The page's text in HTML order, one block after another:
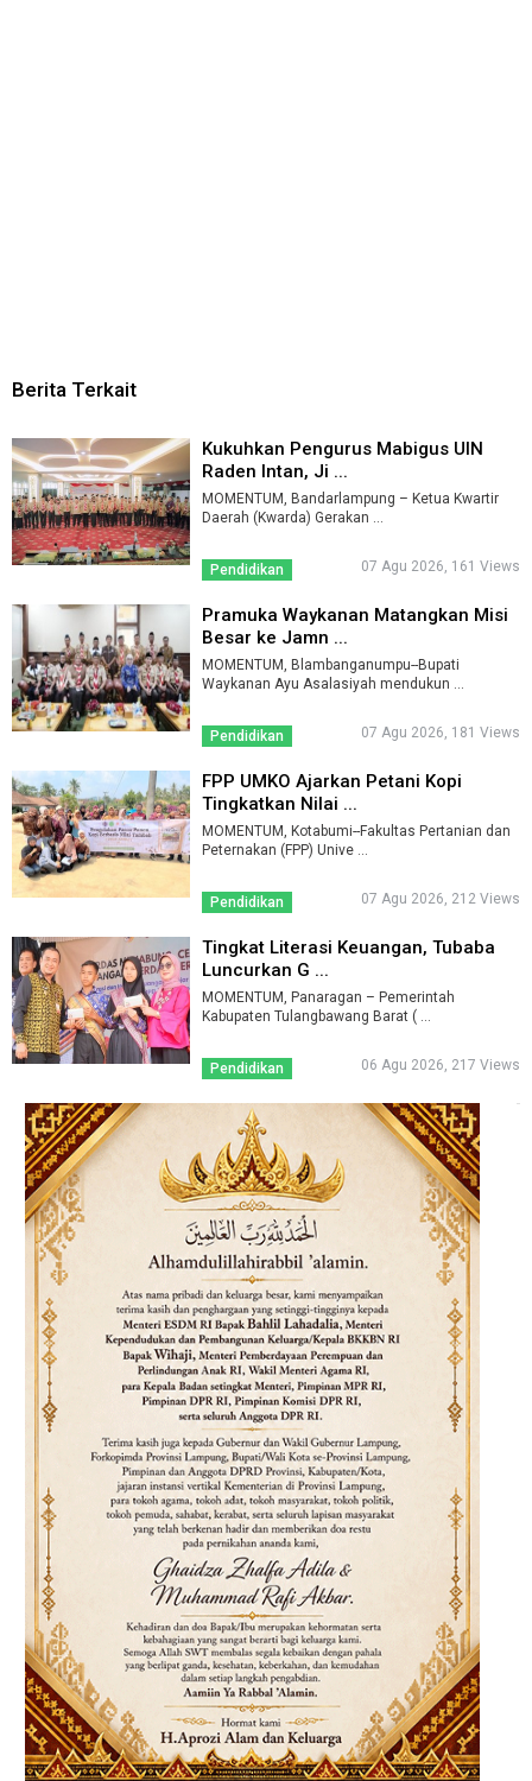
Berita Terkait
Kukuhkan Pengurus Mabigus UIN
Raden Intan, Ji ...
MOMENTUM, Bandarlampung – Ketua Kwartir
Daerah (Kwarda) Gerakan ...
Pendidikan 07 Agu 2026, 161 Views
Pramuka Waykanan Matangkan Misi
Besar ke Jamn ...
MOMENTUM, Blambanganumpu--Bupati
Waykanan Ayu Asalasiyah mendukun ...
Pendidikan 07 Agu 2026, 181 Views
FPP UMKO Ajarkan Petani Kopi
Tingkatkan Nilai ...
MOMENTUM, Kotabumi--Fakultas Pertanian dan
Peternakan (FPP) Unive ...
Pendidikan 07 Agu 2026, 212 Views
Tingkat Literasi Keuangan, Tubaba
Luncurkan G ...
MOMENTUM, Panaragan – Pemerintah
Kabupaten Tulangbawang Barat ( ...
Pendidikan 06 Agu 2026, 217 Views